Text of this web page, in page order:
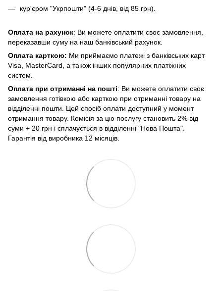
кур'єром "Укрпошти" (4-6 днів, від 85 грн).
Оплата на рахунок: Ви можете оплатити своє замовлення,
переказавши суму на наш банківський рахунок.
Оплата карткою: Ми приймаємо платежі з банківських карт
Visa, MasterCard, а також інших популярних платіжних
систем.
Оплата при отриманні на пошті: Ви можете оплатити своє
замовлення готівкою або карткою при отриманні товару на
відділенні пошти. Цей спосіб оплати доступний у момент
отримання товару. Комісія за цю послугу становить 2% від
суми + 20 грн і сплачується в відділенні "Нова Пошта".
Гарантія від виробника 12 місяців.